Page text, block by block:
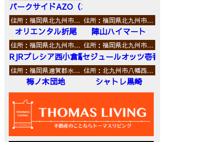
パークサイドAZO（エーゼットオー）
住所：福岡県北九州市…
オリエンタル折尾
住所：福岡県北九州市…
陣山ハイマート
住所：福岡県北九州市…
RJRプレシア西小倉駅前
住所：福岡県北九州市…
セジュールオッツ壱番館
住所：福岡県遠賀郡水…
梅ノ木団地
住所：北九州市八幡西…
シャトレ黒崎